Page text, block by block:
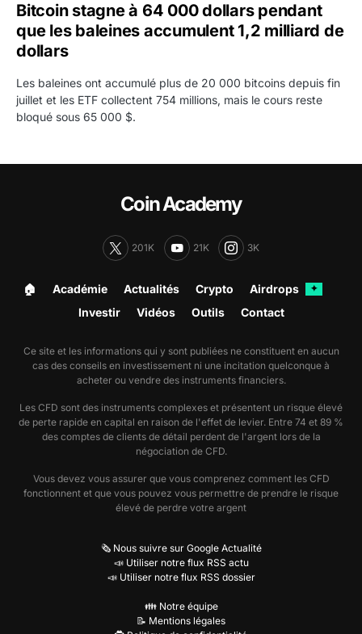
Bitcoin stagne à 64 000 dollars pendant
que les baleines accumulent 1,2 milliard de
dollars
Les baleines ont accumulé plus de 20 000 bitcoins depuis fin
juillet et les ETF collectent 754 millions, mais le cours reste
bloqué sous 65 000 $.
Coin Academy
201K 21K 3K
🏠︎ Académie Actualités Crypto Airdrops ✦
Investir Vidéos Outils Contact
Ce site et les informations qui y sont publiées ne constituent en aucun
cas des conseils en investissement ni une incitation quelconque à
acheter ou vendre des instruments financiers.
Les CFD sont des instruments complexes et présentent un risque élevé
de perte rapide en capital en raison de l'effet de levier. Entre 74 et 89 %
des comptes de clients de détail perdent de l'argent lors de la
négociation de CFD.
Vous devez vous assurer que vous comprenez comment les CFD
fonctionnent et que vous pouvez vous permettre de prendre le risque
élevé de perdre votre argent
🗞️ Nous suivre sur Google Actualité
📣 Utiliser notre flux RSS actu
📣 Utiliser notre flux RSS dossier
👪 Notre équipe
📝 Mentions légales